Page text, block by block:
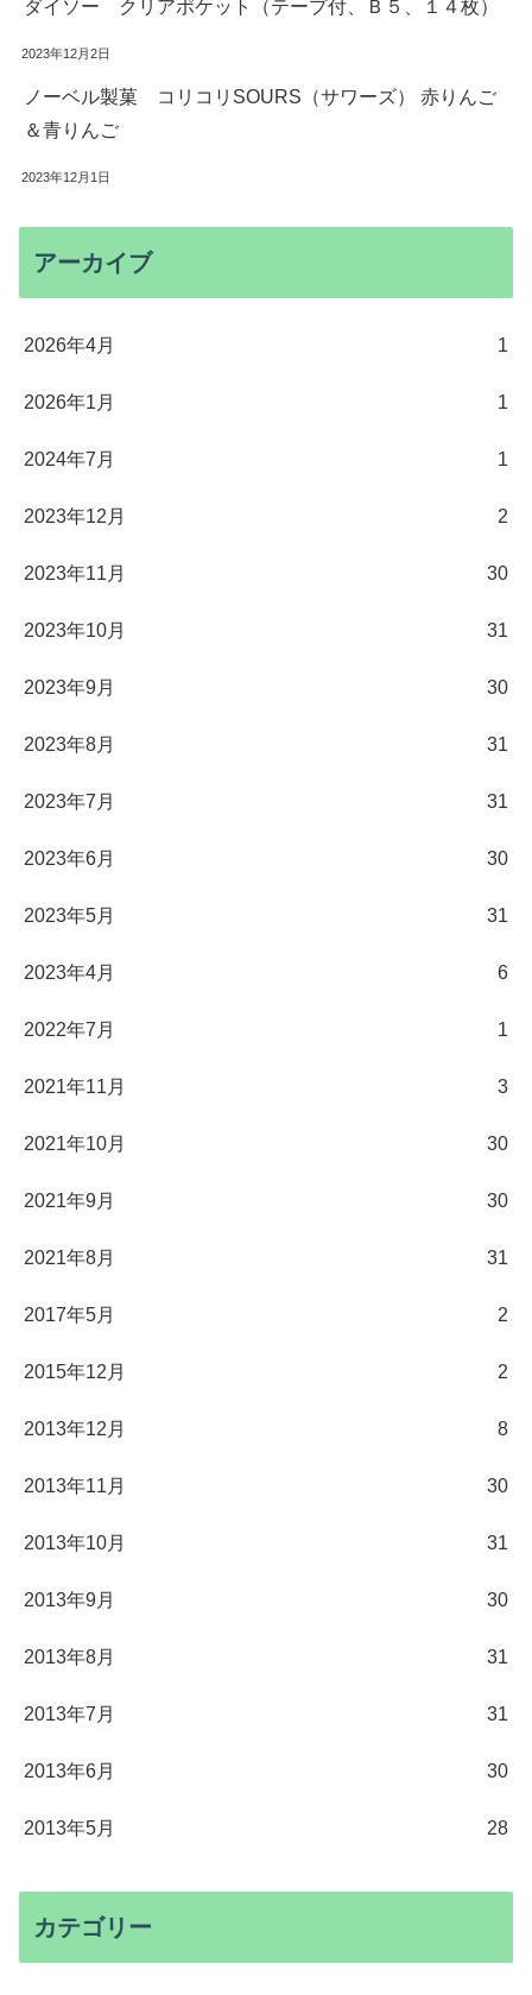
ダイソー クリアポケット（テープ付、Ｂ５、１４枚）
2023年12月2日
ノーベル製菓 コリコリSOURS（サワーズ） 赤りんご
＆青りんご
2023年12月1日
アーカイブ
2026年4月 1
2026年1月 1
2024年7月 1
2023年12月 2
2023年11月 30
2023年10月 31
2023年9月 30
2023年8月 31
2023年7月 31
2023年6月 30
2023年5月 31
2023年4月 6
2022年7月 1
2021年11月 3
2021年10月 30
2021年9月 30
2021年8月 31
2017年5月 2
2015年12月 2
2013年12月 8
2013年11月 30
2013年10月 31
2013年9月 30
2013年8月 31
2013年7月 31
2013年6月 30
2013年5月 28
カテゴリー